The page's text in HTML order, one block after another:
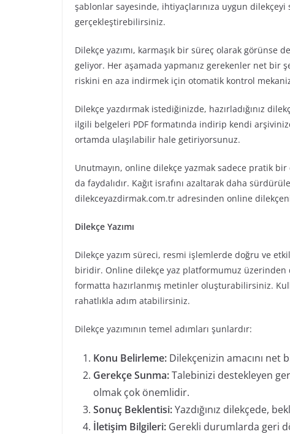
şablonlar sayesinde, ihtiyaçlarınıza uygun dilekçeyi
gerçekleştirebilirsiniz.
Dilekçe yazımı, karmaşık bir süreç olarak görünse
geliyor. Her aşamada yapmanız gerekenler net bir
riskini en aza indirmek için otomatik kontrol
Dilekçe yazdırmak istediğinizde, hazırladığınız
ilgili belgeleri PDF formatında indirip kendi
ortamda ulaşılabilir hale getiriyorsunuz.
Unutmayın, online dilekçe yazmak sadece pratik
da faydalıdır. Kağıt israfını azaltarak daha
dilekceyazdirmak.com.tr adresinden online
Dilekçe Yazımı
Dilekçe yazım süreci, resmi işlemlerde doğru ve
biridir. Online dilekçe yaz platformumuz
formatta hazırlanmış metinler oluşturabilirsiniz.
rahatlıkla adım atabilirsiniz.
Dilekçe yazımının temel adımları şunlardır:
Konu Belirleme: Dilekçenizin amacını net
Gerekçe Sunma:Talebinizi destekleyen
olmak çok önemlidir.
Sonuç Beklentisi:Yazdığınız dilekçede,
İletişim Bilgileri: Gerekli durumlarda geri